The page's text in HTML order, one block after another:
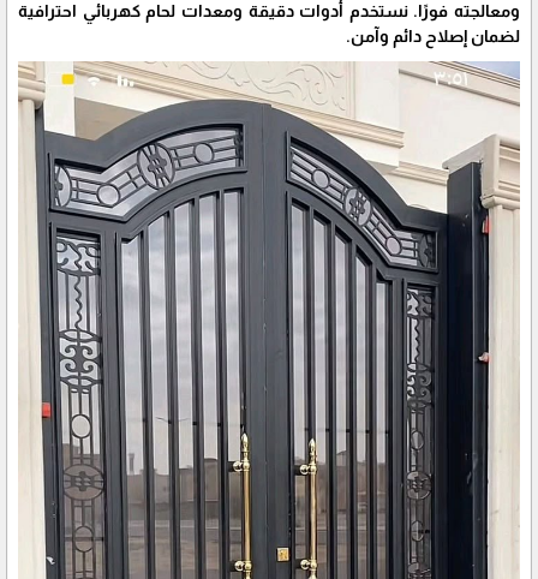
ومعالجته فورًا. نستخدم أدوات دقيقة ومعدات لحام كهربائي احترافية
لضمان إصلاح دائم وآمن.